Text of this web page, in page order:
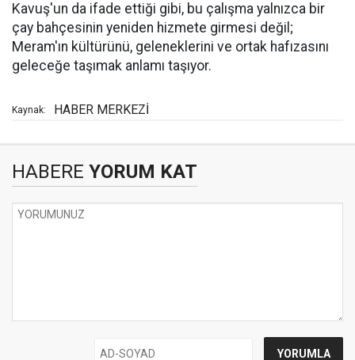
Kavuş'un da ifade ettiği gibi, bu çalışma yalnızca bir
çay bahçesinin yeniden hizmete girmesi değil;
Meram'ın kültürünü, geleneklerini ve ortak hafızasını
geleceğe taşımak anlamı taşıyor.
Kaynak: HABER MERKEZİ
HABERE YORUM KAT